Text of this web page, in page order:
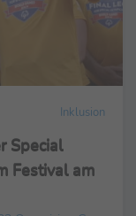
Inklusion
Special
Festival am